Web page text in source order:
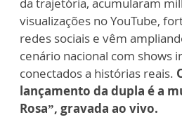
visualizações no YouTube,
redes sociais e vêm
cenário nacional com shows
conectados a histórias reais.
lançamento da dupla é a
Rosa”, gravada ao vivo.